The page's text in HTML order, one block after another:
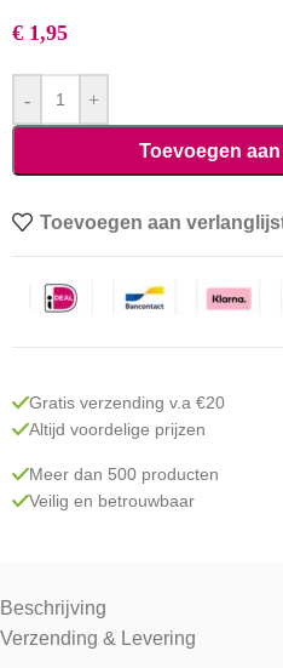
€ 1,95
- +
Toevoegen
Toevoegen aan
Gratis verzending v.a €20
Altijd voordelige prijzen
Meer dan 500 producten
Veilig en betrouwbaar
Beschrijving
Verzending & Levering